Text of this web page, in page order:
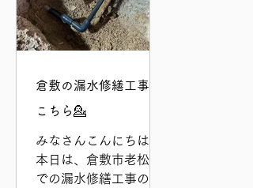
倉敷の漏水修繕工事は
こちら💁
みなさんこんにちは👨‍⚕️
本日は、倉敷市老松町
での漏水修繕工事の様